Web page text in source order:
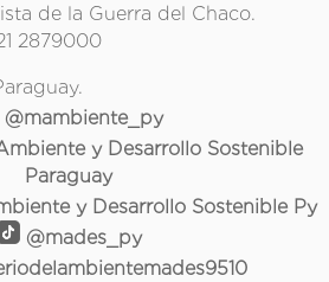
de la Guerra del Chaco.
2879000
y Desarrollo Sostenible
Paraguay
y Desarrollo Sostenible Py
@mades_py